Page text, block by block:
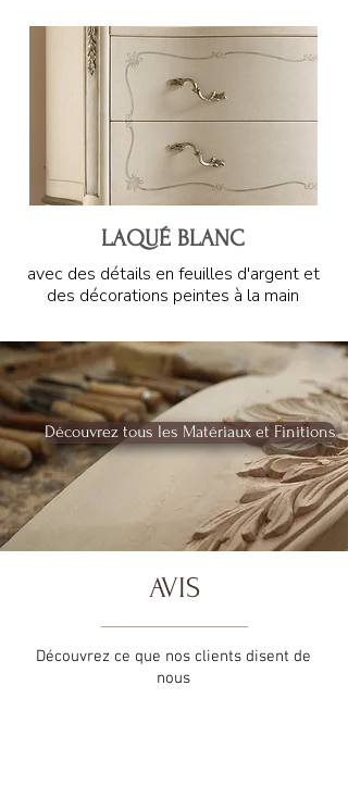
LAQUÉ BLANC
avec des détails en feuilles d'argent et
des décorations peintes à la main
Découvrez tous les Matériaux et Finitions
AVIS
Découvrez ce que nos clients disent de
nous